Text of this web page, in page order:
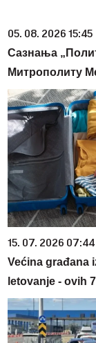
05. 08. 2026 15:45
Сазнања
Митрополиту
15. 07. 2026 07:44
Većina građana
letovanje - ovih